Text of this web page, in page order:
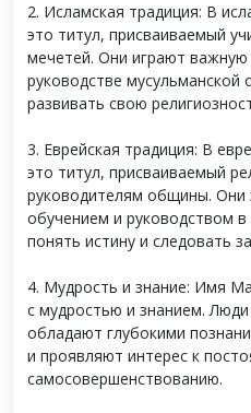
2. Исламская традиция: В
это титул, присваиваемый
мечетей. Они играют
руководстве
развивать свою
3. Еврейская традиция: В
это титул, присваиваемый
руководителям общины.
обучением и руководством
понять истину и следовать
4. Мудрость и знание: Имя
с мудростью и знанием.
обладают глубокими
и проявляют интерес к
самосовершенствованию.